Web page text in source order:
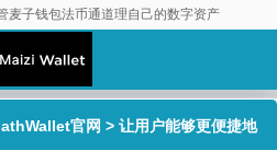
麦子钱包法币通道理自己的数字资产
官网 > 让用户能够更便捷地